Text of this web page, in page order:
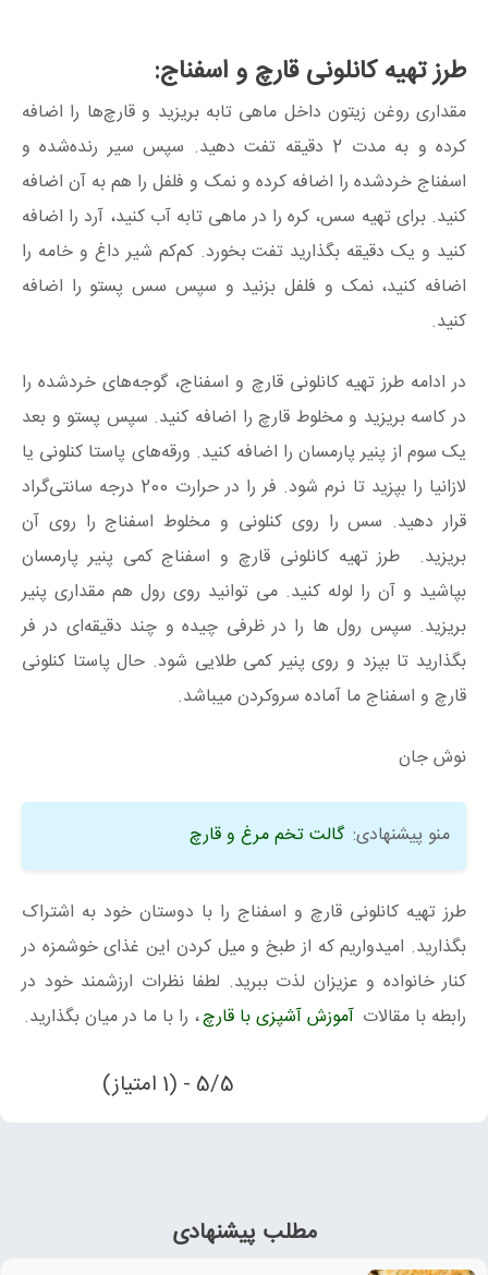
طرز تهیه کانلونی قارچ و اسفناج:
مقداری روغن‌ زیتون داخل ماهی ‌تابه بریزید و قارچ‌ها را اضافه
کرده و به مدت 2 دقیقه تفت دهید. سپس سیر رنده‌شده و
اسفناج خردشده را اضافه کرده و نمک و فلفل را هم به آن اضافه
کنید. برای تهیه سس، کره را در ماهی‌ تابه آب کنید، آرد را اضافه
کنید و یک دقیقه بگذارید تفت بخورد. کم‌کم شیر داغ و خامه را
اضافه کنید، نمک و فلفل بزنید و سپس سس پستو را اضافه
کنید.
در ادامه طرز تهیه کانلونی قارچ و اسفناج، گوجه‌های خردشده را
در کاسه بریزید و مخلوط قارچ را اضافه کنید. سپس پستو و بعد
یک‌ سوم از پنیر پارمسان را اضافه کنید. ورقه‌های پاستا کنلونی یا
لازانیا را بپزید تا نرم شود. فر را در حرارت 200 درجه سانتی‌گراد
قرار دهید. سس را روی کنلونی و مخلوط اسفناج را روی آن
بریزید. طرز تهیه کانلونی قارچ و اسفناج کمی پنیر پارمسان
بپاشید و آن را لوله کنید. می توانید روی رول هم مقداری پنیر
بریزید. سپس رول ها را در ظرفی چیده و چند دقیقه‌ای در فر
بگذارید تا بپزد و روی پنیر کمی طلایی شود. حال پاستا کنلونی
قارچ و اسفناج ما آماده سروکردن میباشد.
نوش جان
منو پیشنهادی: گالت تخم مرغ و قارچ
طرز تهیه کانلونی قارچ و اسفناج را با دوستان خود به اشتراک
بگذارید. امیدواریم که از طبخ و میل کردن این غذای خوشمزه در
کنار خانواده و عزیزان لذت ببرید. لطفا نظرات ارزشمند خود در
رابطه با مقالات آموزش آشپزی با قارچ، را با ما در میان بگذارید.
5/5 - (1 امتیاز)
مطلب پیشنهادی